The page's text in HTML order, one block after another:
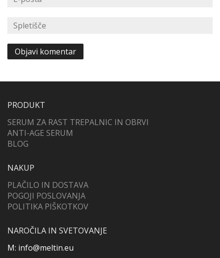
PRODUKT
SERUM ZA RAST TREPALNIC IN OBRVI
ANTI-AGE SERUM
BLOG
NAKUP
PLAČILO IN DOSTAVA
POGOJI POSLOVANJA
POLITIKA PIŠKOTKOV
NAROČILA IN SVETOVANJE
M: info@meltin.eu